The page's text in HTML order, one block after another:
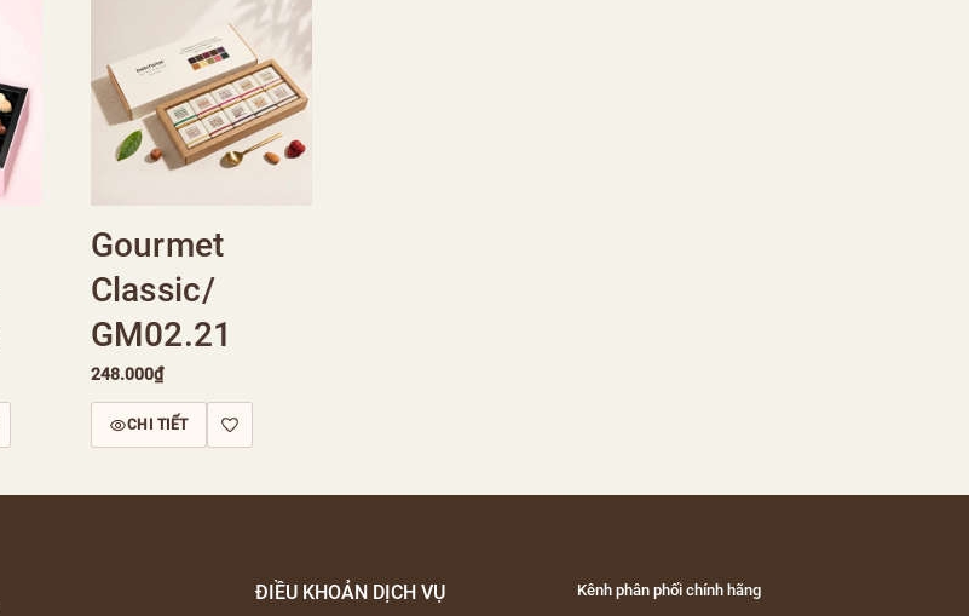
Gourmet
Classic/
GM02.21
248.000₫
CHI TIẾT
ĐIỀU KHOẢN DỊCH VỤ Kênh phân phối chính hãng